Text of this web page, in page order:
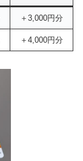
＋3,000円分
＋4,000円分